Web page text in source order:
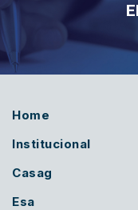
Home
Institucional
Casag
Esa